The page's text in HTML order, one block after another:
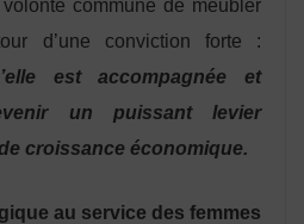
commune de meubler
d’une conviction forte :
est accompagnée et
un puissant levier
croissance économique.
au service des femmes